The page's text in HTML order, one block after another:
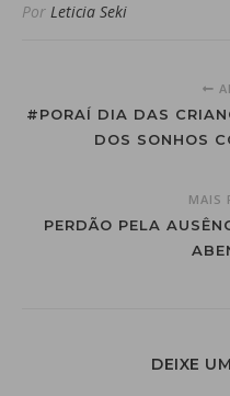
Por Leticia Seki
#PORAÍ DIA DAS
DOS SONHOS
MAIS
PERDÃO PELA
DEIXE